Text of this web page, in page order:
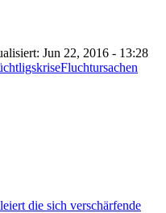
Jun 22, 2016 - 13:28
Fluchtursachen
die sich verschärfende